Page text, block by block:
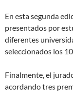
En esta segunda
presentados por
diferentes
seleccionados los
Finalmente, el
acordando tres